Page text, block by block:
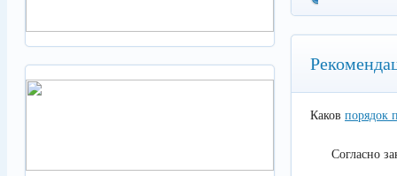
Каков порядок
Согласно